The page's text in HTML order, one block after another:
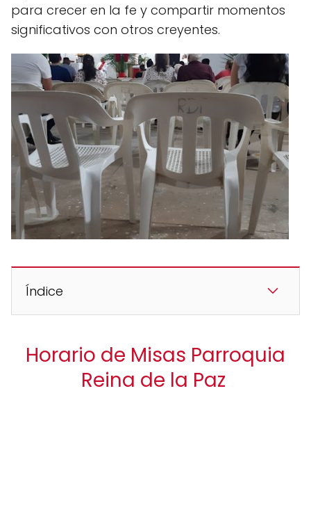
para crecer en la fe y compartir momentos
significativos con otros creyentes.
Índice
Horario de Misas Parroquia
Reina de la Paz